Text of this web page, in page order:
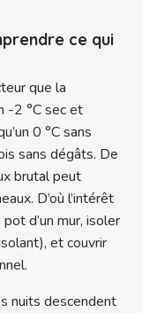
ce qui
que la
-2 °C sec et
0 °C sans
sans dégâts. De
brutal peut
D’où l’intérêt
d’un mur, isoler
et couvrir
nuits descendent